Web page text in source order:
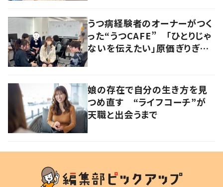
うつ病経験者のオーナーがつく
った“うつCAFE” 「ひとりじゃ
ないを伝えたい」原価ぎりぎり
娘の存在で自分の生き方を見
つめ直す “ライフコーチ”が
天職と出会うまで